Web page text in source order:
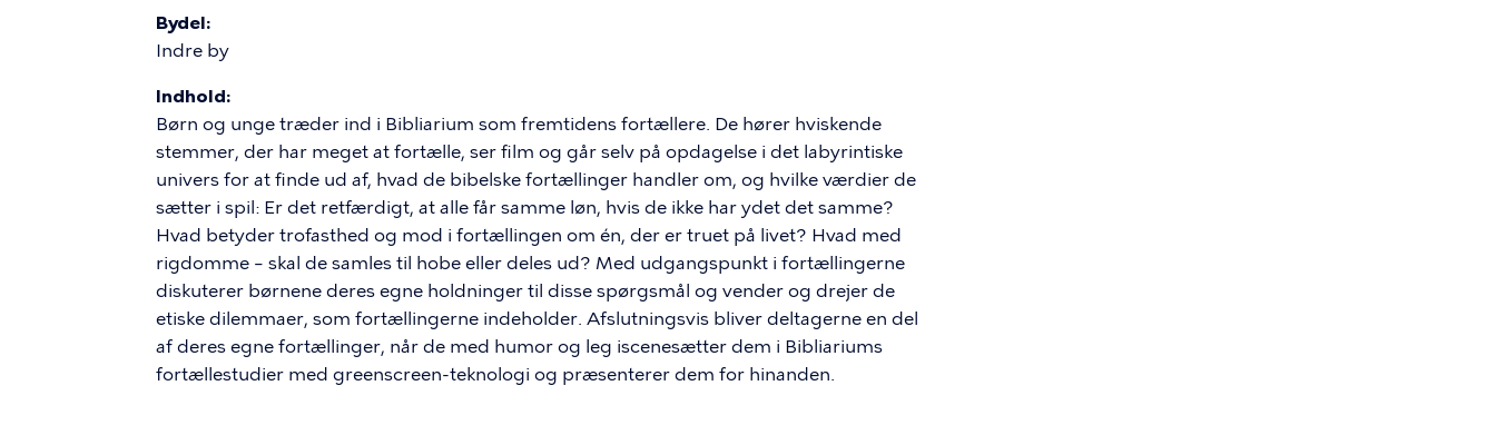
Bydel
Indre by
Indhold:
Børn og unge træder ind i Bibliarium som fremtidens fortællere. De hører hviskende
stemmer, der har meget at fortælle, ser film og går selv på opdagelse i det labyrintiske
univers for at finde ud af, hvad de bibelske fortællinger handler om, og hvilke værdier de
sætter i spil: Er det retfærdigt, at alle får samme løn, hvis de ikke har ydet det samme?
Hvad betyder trofasthed og mod i fortællingen om én, der er truet på livet? Hvad med
rigdomme – skal de samles til hobe eller deles ud? Med udgangspunkt i fortællingerne
diskuterer børnene deres egne holdninger til disse spørgsmål og vender og drejer de
etiske dilemmaer, som fortællingerne indeholder. Afslutningsvis bliver deltagerne en del
af deres egne fortællinger, når de med humor og leg iscenesætter dem i Bibliariums
fortællestudier med greenscreen-teknologi og præsenterer dem for hinanden.